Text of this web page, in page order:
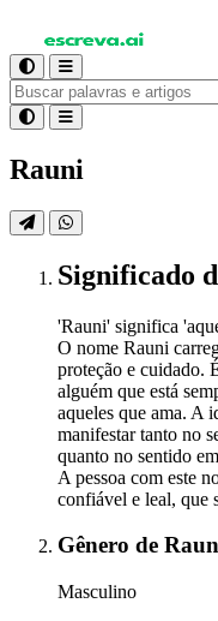
Rauni
Significado
'Rauni' significa
O nome Rauni
proteção e cuidado.
alguém que está
aqueles que ama. A
manifestar tanto no
quanto no sentido
A pessoa com este
confiável e leal, que
Gênero de
Masculino